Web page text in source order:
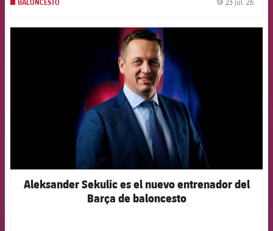
BALONCESTO 23 jul. 26
FCB Barcelona badge
Aleksander Sekulic es el nuevo entrenador del
Barça de baloncesto